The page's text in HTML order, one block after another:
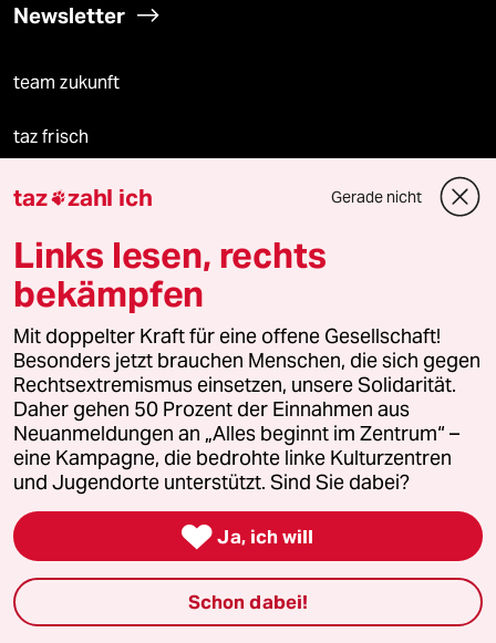
Newsletter
team zukunft
taz frisch
taz zahl ich
taz lab Infobrief
Veranstaltungen
Demnächst
Vor Ort
Live im Stream
Vergangene
taz lab 2027
taz zahl ich Gerade nicht
Links lesen, rechts
bekämpfen
Mit doppelter Kraft für eine offene Gesellschaft!
Besonders jetzt brauchen Menschen, die sich gegen
Rechtsextremismus einsetzen, unsere Solidarität.
Daher gehen 50 Prozent der Einnahmen aus
Neuanmeldungen an „Alles beginnt im Zentrum“ –
eine Kampagne, die bedrohte linke Kulturzentren
und Jugendorte unterstützt. Sind Sie dabei?
 Ja, ich will
Schon dabei!